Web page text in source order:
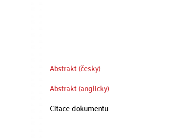
Abstrakt (česky)
Abstrakt (anglicky)
Citace dokumentu